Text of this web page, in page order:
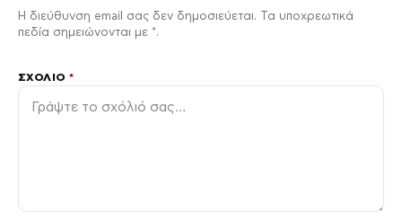
Η διεύθυνση email σας δεν δημοσιεύεται. Τα υποχρεωτικά
πεδία σημειώνονται με *.
ΣΧΌΛΙΟ*